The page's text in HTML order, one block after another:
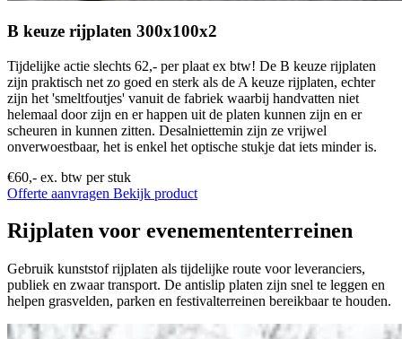
B keuze rijplaten 300x100x2
Tijdelijke actie slechts 62,- per plaat ex btw! De B keuze rijplaten
zijn praktisch net zo goed en sterk als de A keuze rijplaten, echter
zijn het 'smeltfoutjes' vanuit de fabriek waarbij handvatten niet
helemaal door zijn en er happen uit de platen kunnen zijn en er
scheuren in kunnen zitten. Desalniettemin zijn ze vrijwel
onverwoestbaar, het is enkel het optische stukje dat iets minder is.
€60,- ex. btw per stuk
Offerte aanvragen Bekijk product
Rijplaten voor evenemententerreinen
Gebruik kunststof rijplaten als tijdelijke route voor leveranciers,
publiek en zwaar transport. De antislip platen zijn snel te leggen en
helpen grasvelden, parken en festivalterreinen bereikbaar te houden.